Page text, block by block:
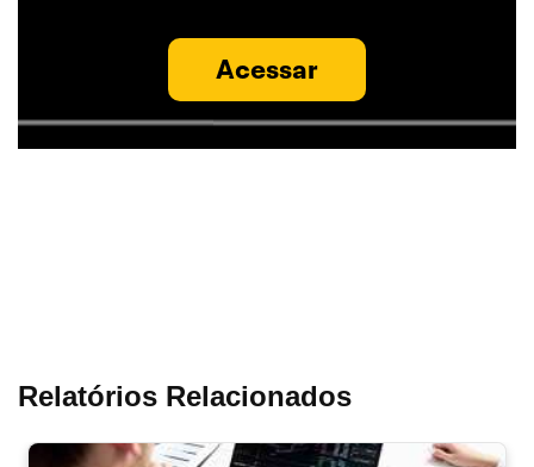
Acessar
Relatórios Relacionados